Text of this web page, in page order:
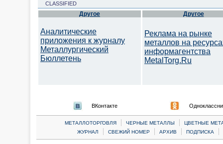
CLASSIFIED
Другое
Аналитические
приложения к журналу
Металлургический
Бюллетень
Другое
Реклама на рынке
металлов на
информагентства
MetalTorg.Ru
ВКонтакте
МЕТАЛЛОТОРГОВЛЯ | ЧЕРНЫЕ МЕТАЛЛЫ |
ЦВЕТНЫЕ
ЖУРНАЛ
| СВЕЖИЙ НОМЕР | АРХИВ | ПОДПИСКА |